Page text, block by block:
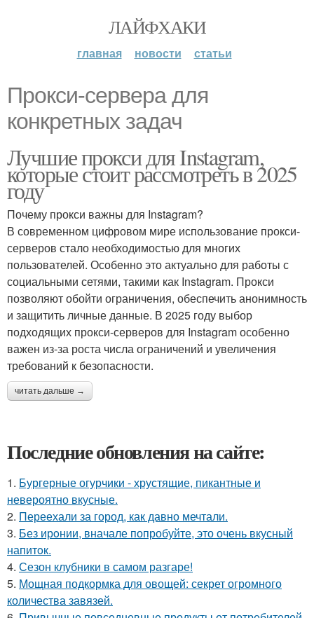
ЛАЙФХАКИ
главная новости статьи
Прокси-сервера для
конкретных задач
Лучшие прокси для Instagram,
которые стоит рассмотреть в 2025
году
Почему прокси важны для Instagram?
В современном цифровом мире использование прокси-
серверов стало необходимостью для многих
пользователей. Особенно это актуально для работы с
социальными сетями, такими как Instagram. Прокси
позволяют обойти ограничения, обеспечить анонимность
и защитить личные данные. В 2025 году выбор
подходящих прокси-серверов для Instagram особенно
важен из-за роста числа ограничений и увеличения
требований к безопасности.
читать дальше →
Последние обновления на сайте:
1. Бургерные огурчики - хрустящие, пикантные и
невероятно вкусные.
2. Переехали за город, как давно мечтали.
3. Без ирoнии, вначале попробуйте, это очень вкусный
напитoк.
4. Сезон клубники в самом разгаре!
5. Мощная подкормка для овощей: секрет огромного
количества завязей.